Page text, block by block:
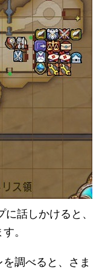
話しかけると、
。
調べると、さま